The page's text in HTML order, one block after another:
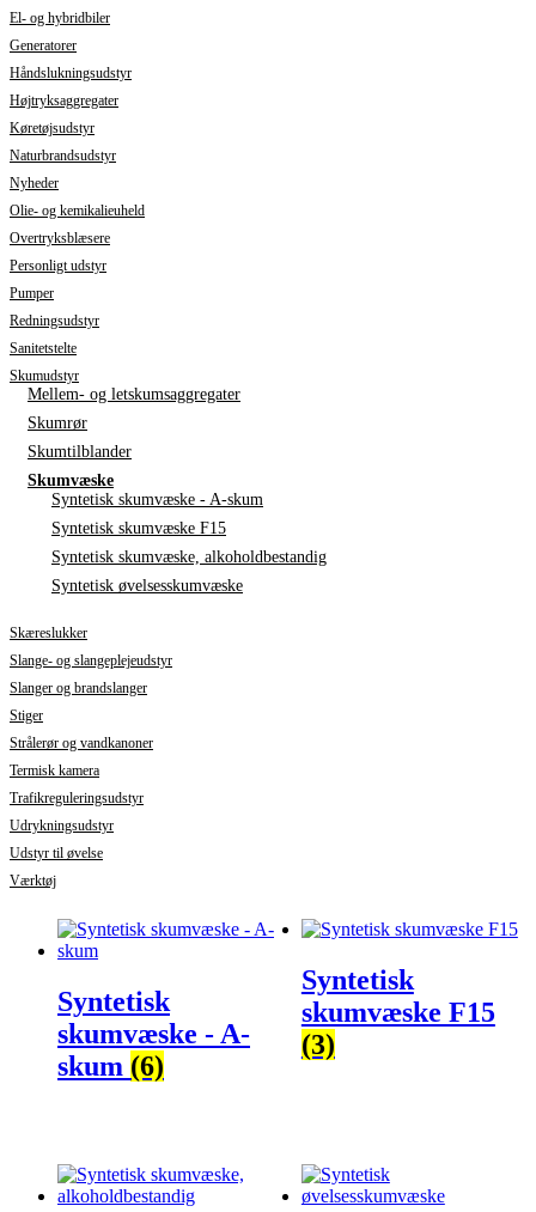
El- og hybridbiler
Generatorer
Håndslukningsudstyr
Højtryksaggregater
Køretøjsudstyr
Naturbrandsudstyr
Nyheder
Olie- og kemikalieuheld
Overtryksblæsere
Personligt udstyr
Pumper
Redningsudstyr
Sanitetstelte
Skumudstyr
Mellem- og letskumsaggregater
Skumrør
Skumtilblander
Skumvæske
Syntetisk skumvæske - A-skum
Syntetisk skumvæske F15
Syntetisk skumvæske, alkoholdbestandig
Syntetisk øvelsesskumvæske
Skæreslukker
Slange- og slangeplejeudstyr
Slanger og brandslanger
Stiger
Strålerør og vandkanoner
Termisk kamera
Trafikreguleringsudstyr
Udrykningsudstyr
Udstyr til øvelse
Værktøj
Syntetisk
skumvæske - A-
skum (6)
Syntetisk
skumvæske F15
(3)